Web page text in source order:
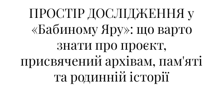
ПРОСТІР ДОСЛІДЖЕННЯ у
«Бабиному Яру»: що варто
знати про проєкт,
присвячений архівам, пам'яті
та родинній історії